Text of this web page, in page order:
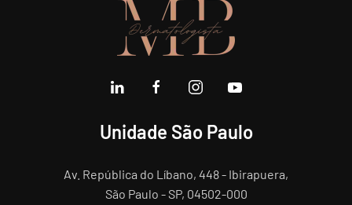
Unidade São Paulo
Av. República do Líbano, 448 - Ibirapuera,
São Paulo - SP, 04502-000